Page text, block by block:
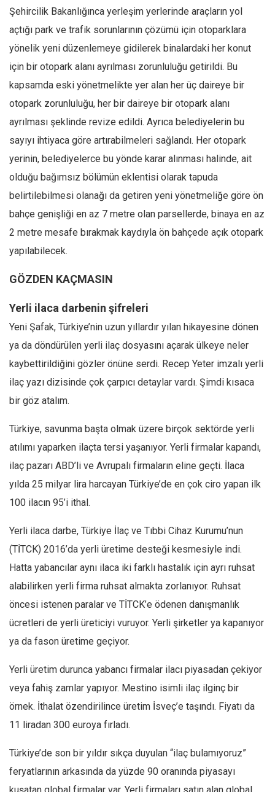
Şehircilik Bakanlığınca yerleşim yerlerinde araçların yol
açtığı park ve trafik sorunlarının çözümü için otoparklara
yönelik yeni düzenlemeye gidilerek binalardaki her konut
için bir otopark alanı ayrılması zorunluluğu getirildi. Bu
kapsamda eski yönetmelikte yer alan her üç daireye bir
otopark zorunluluğu, her bir daireye bir otopark alanı
ayrılması şeklinde revize edildi. Ayrıca belediyelerin bu
sayıyı ihtiyaca göre artırabilmeleri sağlandı. Her otopark
yerinin, belediyelerce bu yönde karar alınması halinde, ait
olduğu bağımsız bölümün eklentisi olarak tapuda
belirtilebilmesi olanağı da getiren yeni yönetmeliğe göre ön
bahçe genişliği en az 7 metre olan parsellerde, binaya en az
2 metre mesafe bırakmak kaydıyla ön bahçede açık otopark
yapılabilecek.
GÖZDEN KAÇMASIN
Yerli ilaca darbenin şifreleri
Yeni Şafak, Türkiye’nin uzun yıllardır yılan hikayesine dönen
ya da döndürülen yerli ilaç dosyasını açarak ülkeye neler
kaybettirildiğini gözler önüne serdi. Recep Yeter imzalı yerli
ilaç yazı dizisinde çok çarpıcı detaylar vardı. Şimdi kısaca
bir göz atalım.
Türkiye, savunma başta olmak üzere birçok sektörde yerli
atılımı yaparken ilaçta tersi yaşanıyor. Yerli firmalar kapandı,
ilaç pazarı ABD’li ve Avrupalı firmaların eline geçti. İlaca
yılda 25 milyar lira harcayan Türkiye’de en çok ciro yapan ilk
100 ilacın 95’i ithal.
Yerli ilaca darbe, Türkiye İlaç ve Tıbbi Cihaz Kurumu’nun
(TİTCK) 2016’da yerli üretime desteği kesmesiyle indi.
Hatta yabancılar aynı ilaca iki farklı hastalık için ayrı ruhsat
alabilirken yerli firma ruhsat almakta zorlanıyor. Ruhsat
öncesi istenen paralar ve TİTCK’e ödenen danışmanlık
ücretleri de yerli üreticiyi vuruyor. Yerli şirketler ya kapanıyor
ya da fason üretime geçiyor.
Yerli üretim durunca yabancı firmalar ilacı piyasadan çekiyor
veya fahiş zamlar yapıyor. Mestino isimli ilaç ilginç bir
örnek. İthalat özendirilince üretim İsveç’e taşındı. Fiyatı da
11 liradan 300 euroya fırladı.
Türkiye’de son bir yıldır sıkça duyulan “ilaç bulamıyoruz”
feryatlarının arkasında da yüzde 90 oranında piyasayı